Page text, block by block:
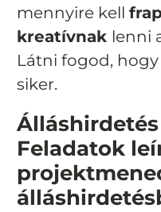
mennyire kell
kreatívnak lenni
Látni fogod,
siker.
Álláshirdetés
Feladatok